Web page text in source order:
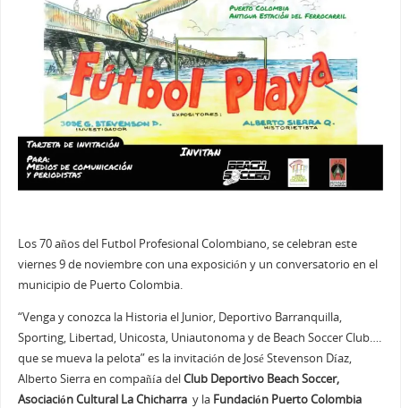
Los 70 años del Futbol Profesional Colombiano, se celebran este
viernes 9 de noviembre con una exposición y un conversatorio en el
municipio de Puerto Colombia.
“Venga y conozca la Historia el Junior, Deportivo Barranquilla,
Sporting, Libertad, Unicosta, Uniautonoma y de Beach Soccer Club….
que se mueva la pelota” es la invitación de José Stevenson Díaz,
Alberto Sierra en compañía delClub Deportivo Beach Soccer,
Asociación Cultural La Chicharray la Fundación Puerto Colombia